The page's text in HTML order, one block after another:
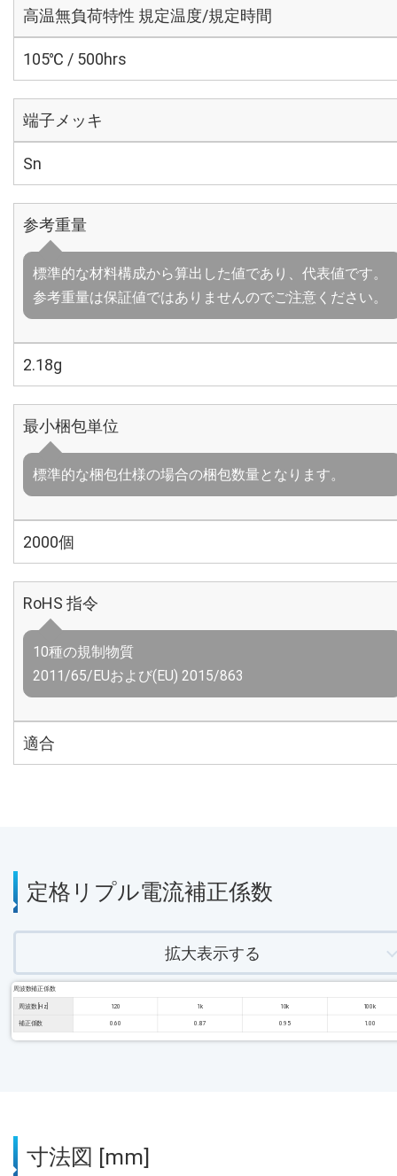
高温無負荷特性 規定温度/規定時間
105℃ / 500hrs
端子メッキ
Sn
参考重量
標準的な材料構成から算出した値であり、代表値です。
参考重量は保証値ではありませんのでご注意ください。
2.18g
最小梱包単位
標準的な梱包仕様の場合の梱包数量となります。
2000個
RoHS 指令
10種の規制物質
2011/65/EUおよび(EU) 2015/863
適合
定格リプル電流補正係数
拡大表示する
周波数補正係数
周波数 [Hz] 120 1k 10k 100k
補正係数 0.60 0.87 0.95 1.00
寸法図 [mm]